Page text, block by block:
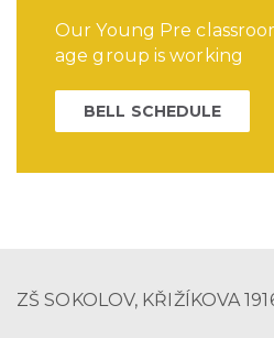
Our Young Pre
age group is working
BELL SCHEDULE
ZŠ SOKOLOV, KŘIŽÍKOVA